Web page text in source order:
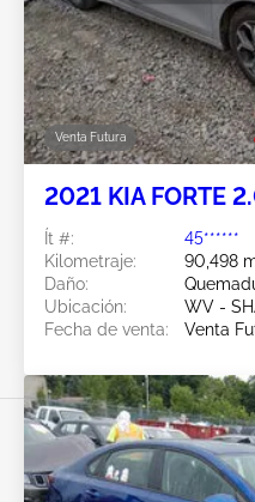
Venta Futura
2021 KIA FORTE
Ít #:
45******
Kilometraje:
90,498
Daño:
Ubicación:
WV -
Fecha de venta:
Venta